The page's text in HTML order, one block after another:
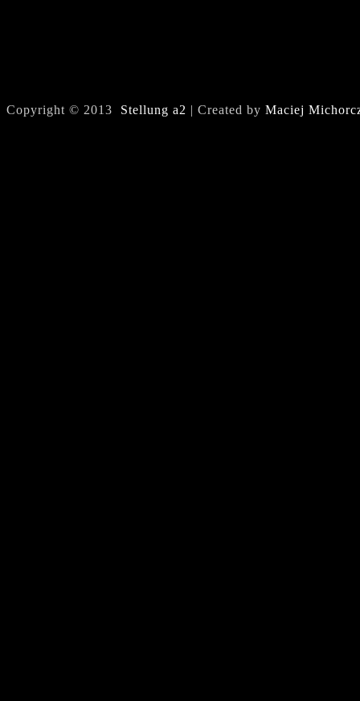
Copyright © 2013 Stellung a2 | Created by Maciej